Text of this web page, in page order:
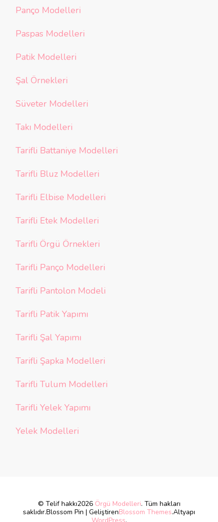
Panço Modelleri
Paspas Modelleri
Patik Modelleri
Şal Örnekleri
Süveter Modelleri
Takı Modelleri
Tarifli Battaniye Modelleri
Tarifli Bluz Modelleri
Tarifli Elbise Modelleri
Tarifli Etek Modelleri
Tarifli Örgü Örnekleri
Tarifli Panço Modelleri
Tarifli Pantolon Modeli
Tarifli Patik Yapımı
Tarifli Şal Yapımı
Tarifli Şapka Modelleri
Tarifli Tulum Modelleri
Tarifli Yelek Yapımı
Yelek Modelleri
© Telif hakkı2026 Örgü Modelleri. Tüm hakları
saklıdır.Blossom Pin | GeliştirenBlossom Themes.Altyapı